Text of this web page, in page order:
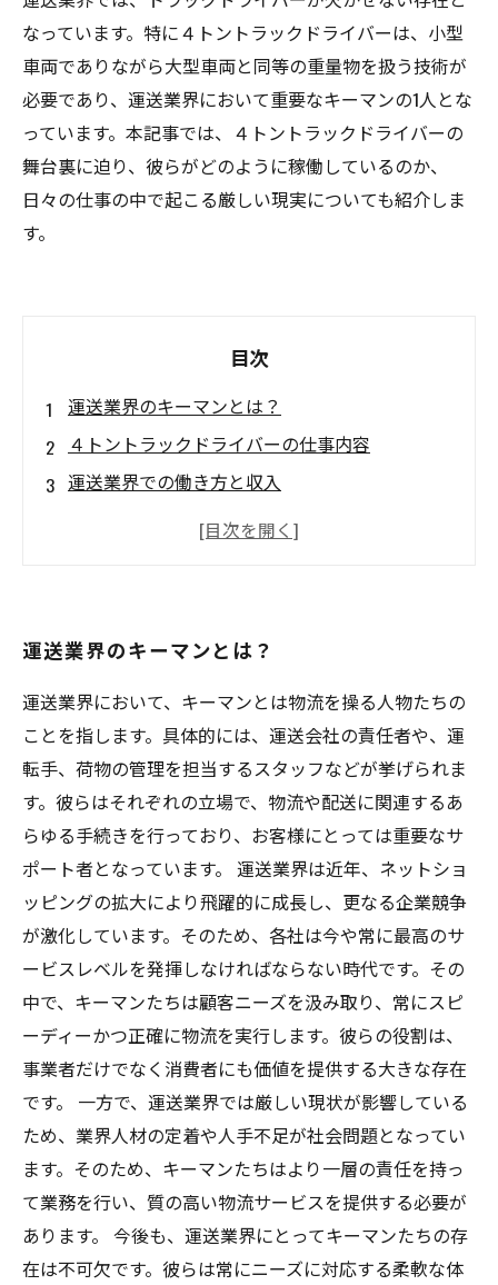
なっています。特に４トントラックドライバーは、小型
車両でありながら大型車両と同等の重量物を扱う技術が
必要であり、運送業界において重要なキーマンの1人とな
っています。本記事では、４トントラックドライバーの
舞台裏に迫り、彼らがどのように稼働しているのか、
日々の仕事の中で起こる厳しい現実についても紹介しま
す。
目次
運送業界のキーマンとは？
４トントラックドライバーの仕事内容
運送業界での働き方と収入
４トントラックドライバーが抱える課題とは？
運送業界のキーマンとは？
運送業界において、キーマンとは物流を操る人物たちの
ことを指します。具体的には、運送会社の責任者や、運
転手、荷物の管理を担当するスタッフなどが挙げられま
す。彼らはそれぞれの立場で、物流や配送に関連するあ
らゆる手続きを行っており、お客様にとっては重要なサ
ポート者となっています。 運送業界は近年、ネットショ
ッピングの拡大により飛躍的に成長し、更なる企業競争
が激化しています。そのため、各社は今や常に最高のサ
ービスレベルを発揮しなければならない時代です。その
中で、キーマンたちは顧客ニーズを汲み取り、常にスピ
ーディーかつ正確に物流を実行します。彼らの役割は、
事業者だけでなく消費者にも価値を提供する大きな存在
です。 一方で、運送業界では厳しい現状が影響している
ため、業界人材の定着や人手不足が社会問題となってい
ます。そのため、キーマンたちはより一層の責任を持っ
て業務を行い、質の高い物流サービスを提供する必要が
あります。 今後も、運送業界にとってキーマンたちの存
在は不可欠です。彼らは常にニーズに対応する柔軟な体